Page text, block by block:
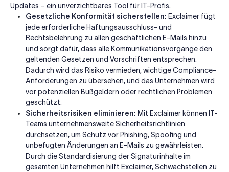
Updates – ein unverzichtbares Tool für IT-Profis.
Gesetzliche Konformität sicherstellen: Exclaimer fügt
jede erforderliche Haftungsausschluss- und
Rechtsbelehrung zu allen geschäftlichen E-Mails hinzu
und sorgt dafür, dass alle Kommunikationsvorgänge den
geltenden Gesetzen und Vorschriften entsprechen.
Dadurch wird das Risiko vermieden, wichtige Compliance-
Anforderungen zu übersehen, und das Unternehmen wird
vor potenziellen Bußgeldern oder rechtlichen Problemen
geschützt.
Sicherheitsrisiken eliminieren: Mit Exclaimer können IT-
Teams unternehmensweite Sicherheitsrichtlinien
durchsetzen, um Schutz vor Phishing, Spoofing und
unbefugten Änderungen an E-Mails zu gewährleisten.
Durch die Standardisierung der Signaturinhalte im
gesamten Unternehmen hilft Exclaimer, Schwachstellen zu